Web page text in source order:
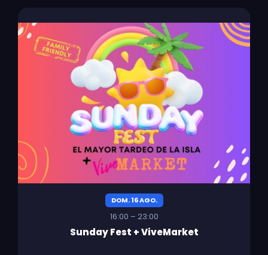
DOM. 16 AGO.
16:00 – 23:00
Sunday Fest + ViveMarket